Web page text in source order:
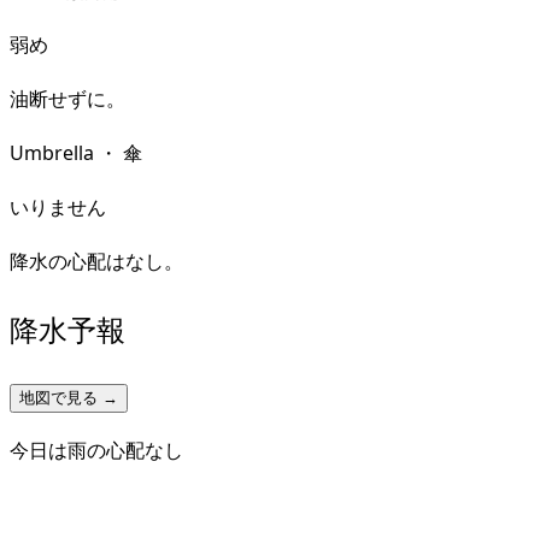
弱め
油断せずに。
Umbrella ・ 傘
いりません
降水の心配はなし。
降水予報
地図で見る →
今日は雨の心配なし